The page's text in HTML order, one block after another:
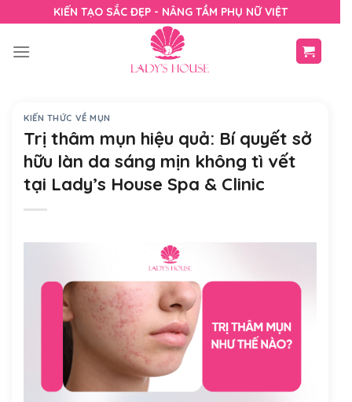
to
content
KIẾN TẠO SẮC ĐẸP - NÂNG TẦM PHỤ NỮ VIỆT
KIẾN THỨC VỀ MỤN
Trị thâm mụn hiệu quả: Bí quyết sở
hữu làn da sáng mịn không tì vết
tại Lady’s House Spa & Clinic